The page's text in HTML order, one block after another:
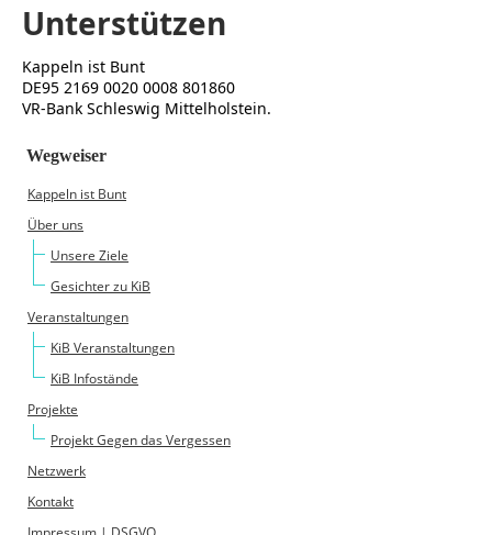
Unterstützen
Kappeln ist Bunt
DE95 2169 0020 0008 801860
VR-Bank Schleswig Mittelholstein.
Wegweiser
Kappeln ist Bunt
Über uns
Unsere Ziele
Gesichter zu KiB
Veranstaltungen
KiB Veranstaltungen
KiB Infostände
Projekte
Projekt Gegen das Vergessen
Netzwerk
Kontakt